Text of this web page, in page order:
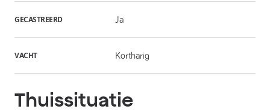
GECASTREERD Ja
VACHT Kortharig
Thuissituatie